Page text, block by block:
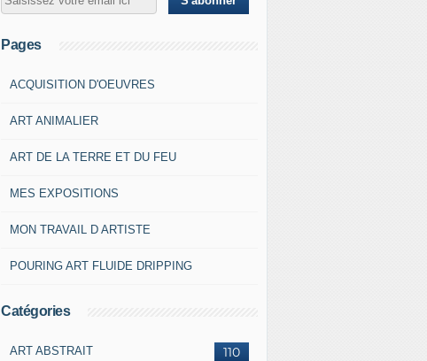
Pages
ACQUISITION D'OEUVRES
ART ANIMALIER
ART DE LA TERRE ET DU FEU
MES EXPOSITIONS
MON TRAVAIL D ARTISTE
POURING ART FLUIDE DRIPPING
Catégories
110
ART ABSTRAIT